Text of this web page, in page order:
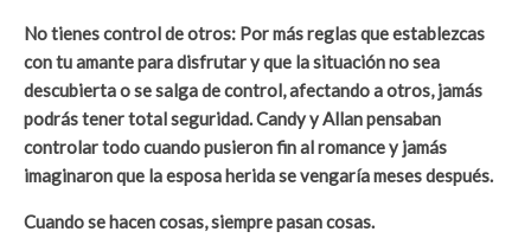
No tienes control de otros: Por más reglas que establezcas
con tu amante para disfrutar y que la situación no sea
descubierta o se salga de control, afectando a otros, jamás
podrás tener total seguridad. Candy y Allan pensaban
controlar todo cuando pusieron fin al romance y jamás
imaginaron que la esposa herida se vengaría meses después.
Cuando se hacen cosas, siempre pasan cosas.